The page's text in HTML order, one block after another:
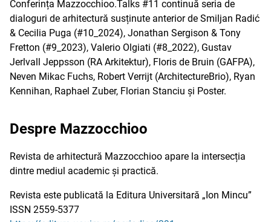
Conferința Mazzocchioo.Talks #11 continuă seria de
dialoguri de arhitectură susținute anterior de Smiljan Radić
& Cecilia Puga (#10_2024), Jonathan Sergison & Tony
Fretton (#9_2023), Valerio Olgiati (#8_2022), Gustav
Jerlvall Jeppsson (RA Arkitektur), Floris de Bruin (GAFPA),
Neven Mikac Fuchs, Robert Verrijt (ArchitectureBrio), Ryan
Kennihan, Raphael Zuber, Florian Stanciu și Poster.
Despre Mazzocchioo
Revista de arhitectură Mazzocchioo apare la intersecția
dintre mediul academic și practică.
Revista este publicată la Editura Universitară „Ion Mincu”
ISSN 2559-5377